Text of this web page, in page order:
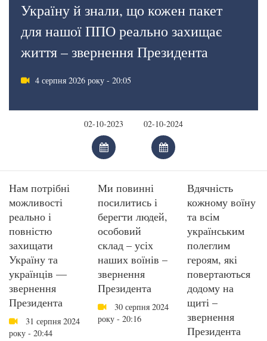
Україну й знали, що кожен пакет
для нашої ППО реально захищає
життя – звернення Президента
4 серпня 2026 року - 20:05
Нам потрібні
можливості
реально і
повністю
захищати
Україну та
українців —
звернення
Президента
31 серпня 2024
року - 20:44
Ми повинні
посилитись і
берегти людей,
особовий
склад – усіх
наших воїнів –
звернення
Президента
30 серпня 2024
року - 20:16
Вдячність
кожному воїну
та всім
українським
полеглим
героям, які
повертаються
додому на
щиті –
звернення
Президента